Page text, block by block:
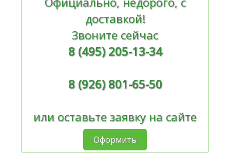
доставкой!
Звоните сейчас
8 (495) 205-13-34
8 (926) 801-65-50
или оставьте заявку на сайте
Оформить